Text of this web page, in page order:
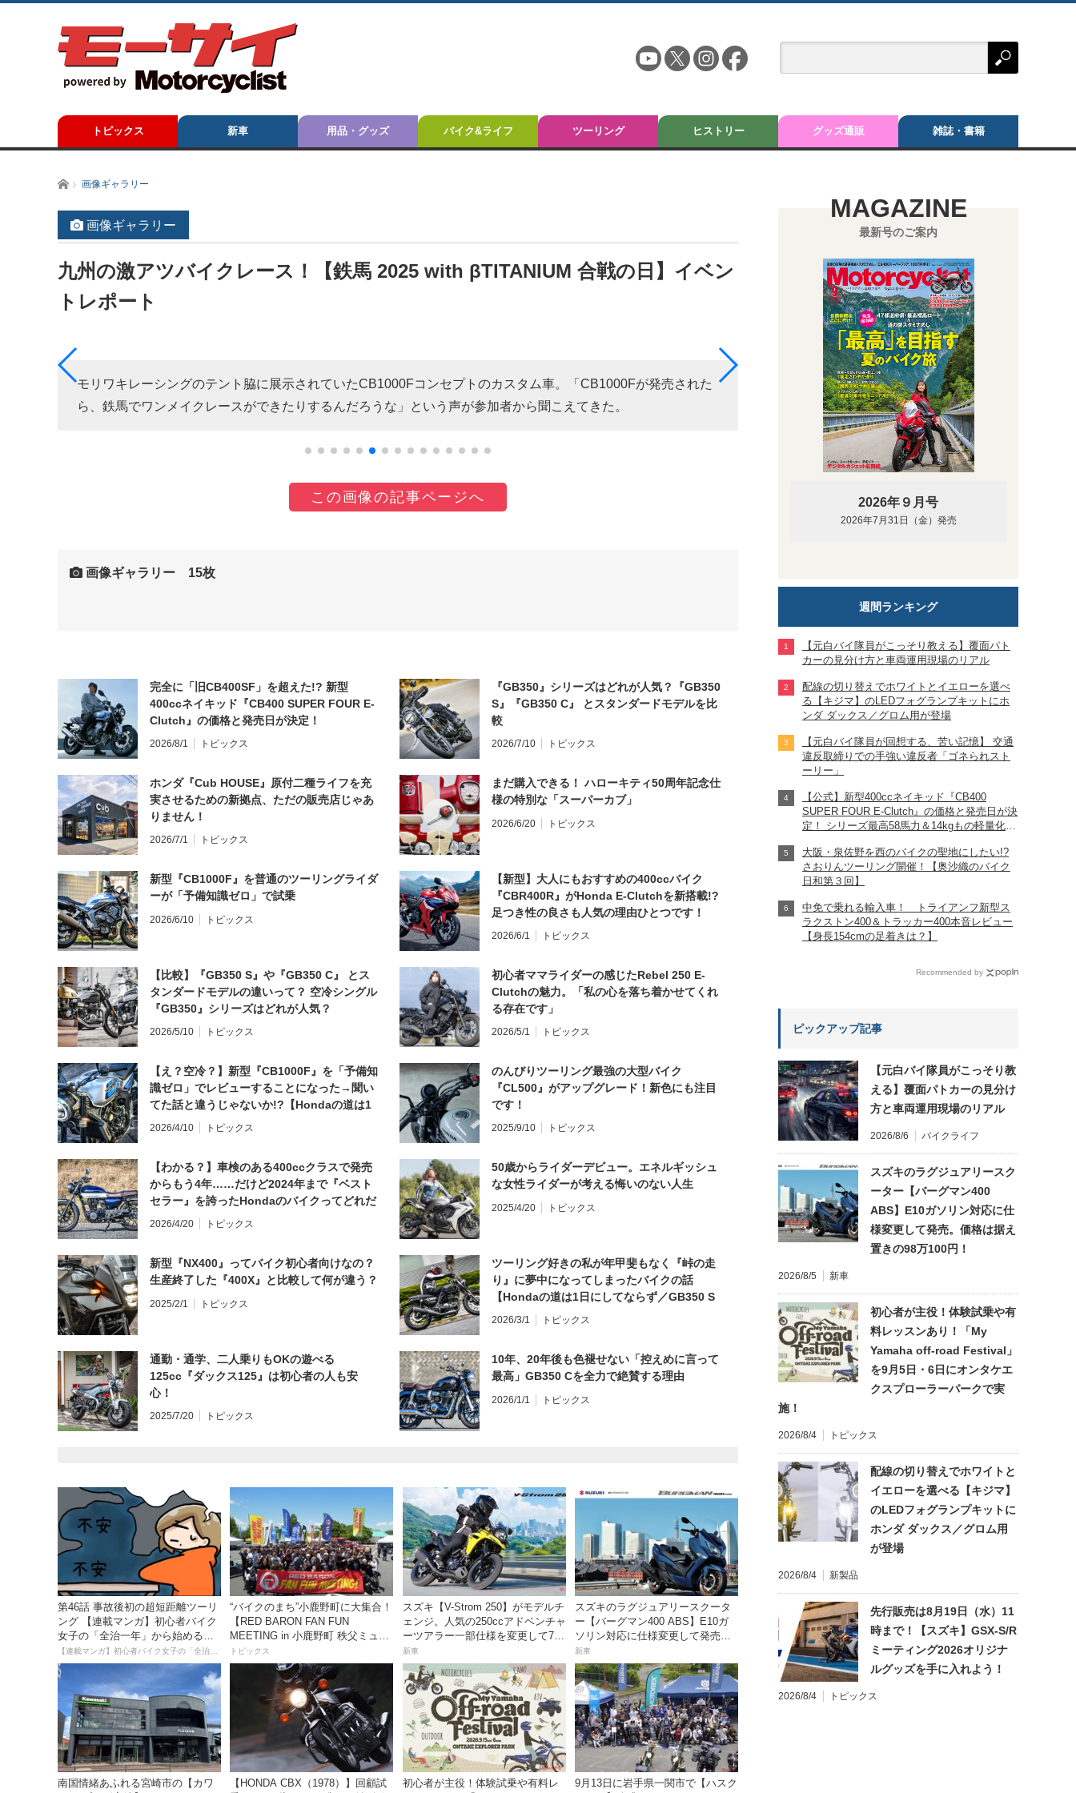
トピックス 新車 用品・グッズ バイク&ライフ ツーリング ヒストリー グッズ通販 雑誌・書籍
ホーム画像ギャラリー
画像ギャラリー
九州の激アツバイクレース！【鉄馬 2025 with βTITANIUM 合戦の日】イベン
トレポート
モリワキレーシングのテント脇に展示されていたCB1000Fコンセプトのカスタム車。「CB1000Fが発売された
ら、鉄馬でワンメイクレースができたりするんだろうな」という声が参加者から聞こえてきた。
モリワキレーシングはアイアンエキスパートクラス
成！ Z900RSを駆った2002年JSB1000王者の山口辰
びのバーンナウト。
この画像の記事ページへ
画像ギャラリー 15枚
完全に「旧CB400SF」を超えた!? 新型
400ccネイキッド『CB400 SUPER FOUR E-
Clutch』の価格と発売日が決定！
2026/8/1 トピックス
『GB350』シリーズはどれが人気？『GB350
S』『GB350 C』 とスタンダードモデルを比
較
2026/7/10 トピックス
ホンダ『Cub HOUSE』原付二種ライフを充
実させるための新拠点、ただの販売店じゃあ
りません！
2026/7/1 トピックス
まだ購入できる！ ハローキティ50周年記念仕
様の特別な「スーパーカブ」
2026/6/20 トピックス
新型『CB1000F』を普通のツーリングライダ
ーが「予備知識ゼロ」で試乗
2026/6/10 トピックス
【新型】大人にもおすすめの400ccバイク
『CBR400R』がHonda E-Clutchを新搭載!?
足つき性の良さも人気の理由ひとつです！
2026/6/1 トピックス
【比較】『GB350 S』や『GB350 C』 とス
タンダードモデルの違いって？ 空冷シングル
『GB350』シリーズはどれが人気？
2026/5/10 トピックス
初心者ママライダーの感じたRebel 250 E-
Clutchの魅力。「私の心を落ち着かせてくれ
る存在です」
2026/5/1 トピックス
【え？空冷？】新型『CB1000F』を「予備知
識ゼロ」でレビューすることになった→聞い
てた話と違うじゃないか!?【Hondaの道は1
日にしてならず／CB1000F ①第一印象 編】
2026/4/10 トピックス
のんびりツーリング最強の大型バイク
『CL500』がアップグレード！新色にも注目
です！
2025/9/10 トピックス
【わかる？】車検のある400ccクラスで発売
からもう4年……だけど2024年まで『ベスト
セラー』を誇ったHondaのバイクってどれだ
と思う？
2026/4/20 トピックス
50歳からライダーデビュー。エネルギッシュ
な女性ライダーが考える悔いのない人生
2025/4/20 トピックス
新型『NX400』ってバイク初心者向けなの？
生産終了した『400X』と比較して何が違う？
2025/2/1 トピックス
ツーリング好きの私が年甲斐もなく『峠の走
り』に夢中になってしまったバイクの話
【Hondaの道は1日にしてならず／GB350 S
インプレ・レビュー 前編】
2026/3/1 トピックス
通勤・通学、二人乗りもOKの遊べる
125cc『ダックス125』は初心者の人も安
心！
2025/7/20 トピックス
10年、20年後も色褪せない「控えめに言って
最高」GB350 Cを全力で絶賛する理由
2026/1/1 トピックス
第46話 事故後初の超短距離ツーリ
ング 【連載マンガ】初心者バイク
女子の「全治一年」から始める起
死回生日記
“バイクのまち”小鹿野町に大集合！
【RED BARON FAN FUN
MEETING in 小鹿野町 秩父ミュー
ズパーク】
トピックス
スズキ【V-Strom 250】がモデルチ
ェンジ。人気の250ccアドベンチャ
ーツアラー一部仕様を変更して7月
23日発売。価格68万5300円
新車
スズキのラグジュアリースクータ
ー【バーグマン400 ABS】E10ガ
ソリン対応に仕様変更して発売。
価格は据え置きの98万100円！
新車
南国情緒あふれる宮崎市の【カワ
【HONDA CBX（1978）】回顧試
初心者が主役！体験試乗や有料レ
9月13日に岩手県一関市で【ハスク
MAGAZINE
最新号のご案内
2026年９月号
2026年7月31日（金）発売
週間ランキング
【元白バイ隊員がこっそり教える】覆面パト
カーの見分け方と車両運用現場のリアル
配線の切り替えでホワイトとイエローを選べ
る【キジマ】のLEDフォグランプキットにホ
ンダ ダックス／グロム用が登場
【元白バイ隊員が回想する、苦い記憶】 交通
違反取締りでの手強い違反者「ゴネられスト
ーリー」
【公式】新型400ccネイキッド『CB400
SUPER FOUR E-Clutch』の価格と発売日が決
定！ シリーズ最高58馬力＆14kgもの軽量化!?
【Honda2026新車ニュース】
大阪・泉佐野を西のバイクの聖地にしたい!?
さおりんツーリング開催！【奥沙織のバイク
日和第３回】
中免で乗れる輸入車！ トライアンフ新型ス
ラクストン400＆トラッカー400本音レビュー
【身長154cmの足着きは？】
Recommended by
ピックアップ記事
【元白バイ隊員がこっそり教
える】覆面パトカーの見分け
方と車両運用現場のリアル
2026/8/6 バイクライフ
スズキのラグジュアリースク
ーター【バーグマン400
ABS】E10ガソリン対応に仕
様変更して発売。価格は据え
置きの98万100円！
2026/8/5 新車
初心者が主役！体験試乗や有
料レッスンあり！「My
Yamaha off-road Festival」
を9月5日・6日にオンタケエ
クスプローラーパークで実
施！
2026/8/4 トピックス
配線の切り替えでホワイトと
イエローを選べる【キジマ】
のLEDフォグランプキットに
ホンダ ダックス／グロム用
が登場
2026/8/4 新製品
先行販売は8月19日（水）11
時まで！【スズキ】GSX-S/R
ミーティング2026オリジナ
ルグッズを手に入れよう！
2026/8/4 トピックス